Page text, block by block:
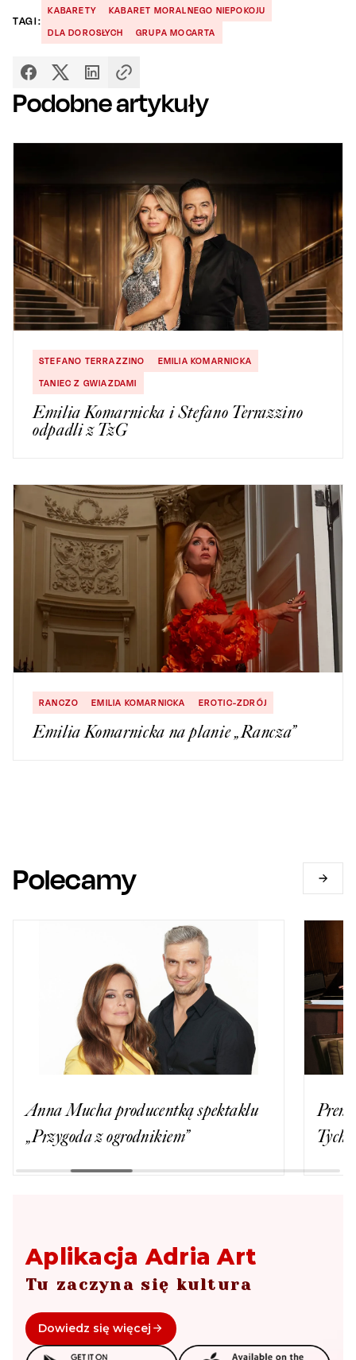
TAGI:
KABARETY
KABARET MORALNEGO NIEPOKOJU
DLA DOROSŁYCH
GRUPA MOCARTA
Podobne artykuły
STEFANO TERRAZZINO
EMILIA KOMARNICKA
TANIEC Z GWIAZDAMI
Emilia Komarnicka i Stefano Terrazzino
odpadli z TzG
RANCZO EMILIA KOMARNICKA EROTIC-ZDRÓJ
Emilia Komarnicka na planie „Rancza”
Polecamy
Premiery 2024 na platformie Netflix.
Tych aktorów zobaczysz w teatrze
Aplikacja Adria Art
Tu zaczyna się kultura
Dowiedz się więcej